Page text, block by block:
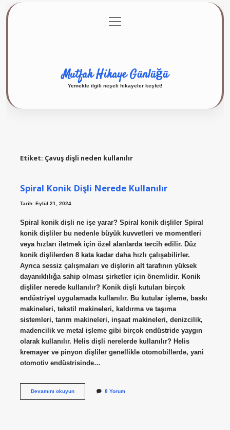
Gizlilik Politikası
menüyü
aç
Mutfak Hikaye Günlüğü
Yemekle ilgili neşeli hikayeler keşfet!
Etiket: Çavuş dişli neden kullanılır
Spiral Konik Dişli Nerede Kullanılır
Tarih: Eylül 21, 2024
Spiral konik dişli ne işe yarar? Spiral konik dişliler Spiral
konik dişliler bu nedenle büyük kuvvetleri ve momentleri
veya hızları iletmek için özel alanlarda tercih edilir. Düz
konik dişlilerden 8 kata kadar daha hızlı çalışabilirler.
Ayrıca sessiz çalışmaları ve dişlerin alt tarafının yüksek
dayanıklılığa sahip olması şirketler için önemlidir. Konik
dişliler nerede kullanılır? Konik dişli kutuları birçok
endüstriyel uygulamada kullanılır. Bu kutular işleme, baskı
makineleri, tekstil makineleri, kaldırma ve taşıma
sistemleri, tarım makineleri, inşaat makineleri, denizcilik,
madencilik ve metal işleme gibi birçok endüstride yaygın
olarak kullanılır. Helis dişli nerelerde kullanılır? Helis
kremayer ve pinyon dişliler genellikle otomobillerde, yani
otomotiv endüstrisinde…
Devamını okuyunSpiral
8 Yorum